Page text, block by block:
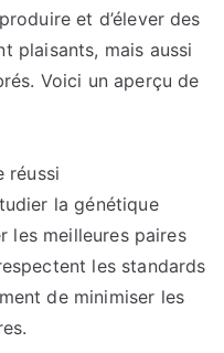
et d’élever des
plaisants, mais aussi
Voici un aperçu de
réussi
la génétique
les meilleures paires
les standards
de minimiser les